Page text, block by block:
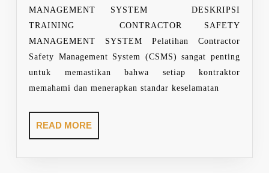
MANAGEMENT SYSTEM DESKRIPSI
TRAINING CONTRACTOR SAFETY
MANAGEMENT SYSTEM Pelatihan Contractor
Safety Management System (CSMS) sangat penting
untuk memastikan bahwa setiap kontraktor
memahami dan menerapkan standar keselamatan
READ MOREREAD
MORE